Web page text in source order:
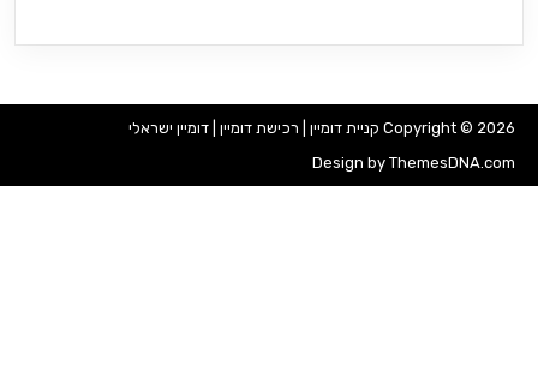
Copyright © 2026 קניית דומיין | רכישת דומיין | דומיין ישראלי
Design by ThemesDNA.com